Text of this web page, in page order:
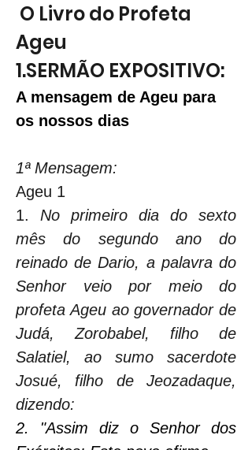
O Livro do Profeta
Ageu
1.SERMÃO EXPOSITIVO:
A mensagem de Ageu para
os nossos dias
1ª Mensagem:
Ageu 1
1. No primeiro dia do sexto
mês do segundo ano do
reinado de Dario, a palavra do
Senhor veio por meio do
profeta Ageu ao governador de
Judá, Zorobabel, filho de
Salatiel, ao sumo sacerdote
Josué, filho de Jeozadaque,
dizendo:
2. "Assim diz o Senhor dos